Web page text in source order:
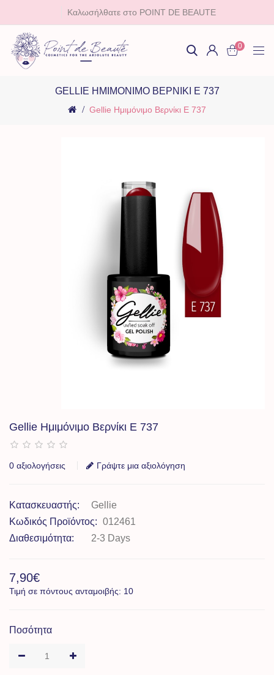
Καλωσήλθατε στο POINT DE BEAUTE
0
GELLIE ΗΜΙΜΌΝΙΜΟ ΒΕΡΝΊΚΙ E 737
Gellie Ημιμόνιμο Βερνίκι E 737
Gellie Ημιμόνιμο Βερνίκι E 737
0 αξιολογήσεις Γράψτε μια αξιολόγηση
Κατασκευαστής:
Gellie
Κωδικός Προϊόντος: 012461
Διαθεσιμότητα:
2-3 Days
7,90€
Τιμή σε πόντους ανταμοιβής: 10
Ποσότητα